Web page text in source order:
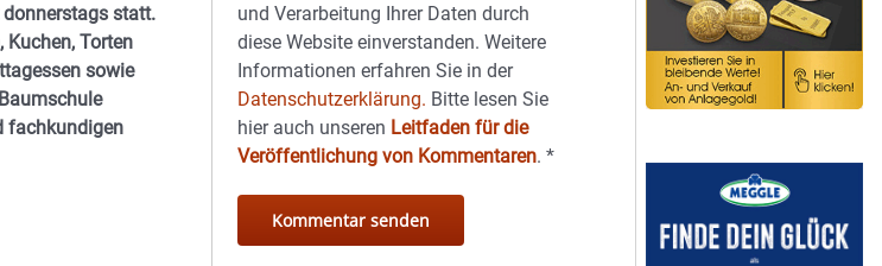
statt.
Kuchen, Torten
sowie
fachkundigen
und Verarbeitung Ihrer Daten durch
diese Website einverstanden. Weitere
Informationen erfahren Sie in der
Datenschutzerklärung. Bitte lesen Sie
hier auch unseren Leitfaden für die
Veröffentlichung von Kommentaren.*